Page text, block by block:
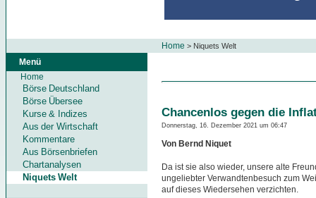
Home > Niquets Welt
Menü
Home
Börse Deutschland
Börse Übersee
Kurse & Indizes
Aus der Wirtschaft
Kommentare
Aus Börsenbriefen
Chartanalysen
Niquets Welt
Chancenlos gegen die
Donnerstag, 16. Dezember 2021 um 06:47
Von Bernd Niquet
Da ist sie also wieder, unsere alte
ungeliebter Verwandtenbesuch zum
auf dieses Wiedersehen verzichten.